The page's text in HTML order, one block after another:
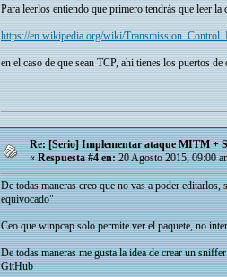
Para leerlos entiendo que primero tendrás que leer la
https://en.wikipedia.org/wiki/
en el caso de que sean TCP, ahi tienes los puertos
Re: [Serio] Implementar ataque MITM +
«Respuesta #4 en:20 Agosto 2015, 09:00
De todas maneras creo que no vas a poder
equivocado"
Ceo que winpcap solo permite ver el paquete, no
De todas maneras me gusta la idea de crear un
GitHub